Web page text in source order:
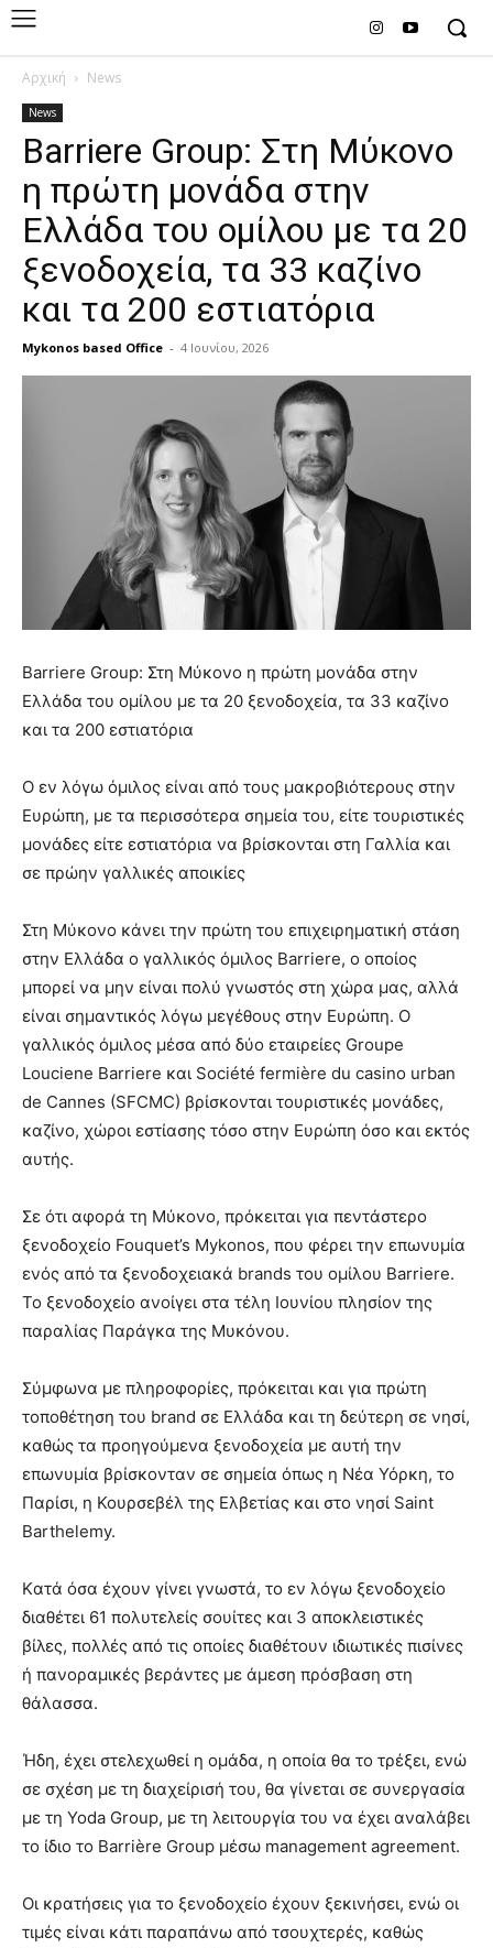
Αρχική News
News
Βarriere Group: Στη Μύκονο
η πρώτη μονάδα στην
Ελλάδα του ομίλου με τα 20
ξενοδοχεία, τα 33 καζίνο
και τα 200 εστιατόρια
Mykonos based Office - 4 Ιουνίου, 2026
Βarriere Group: Στη Μύκονο η πρώτη μονάδα στην
Ελλάδα του ομίλου με τα 20 ξενοδοχεία, τα 33 καζίνο
και τα 200 εστιατόρια
Ο εν λόγω όμιλος είναι από τους μακροβιότερους στην
Ευρώπη, με τα περισσότερα σημεία του, είτε τουριστικές
μονάδες είτε εστιατόρια να βρίσκονται στη Γαλλία και
σε πρώην γαλλικές αποικίες
Στη Μύκονο κάνει την πρώτη του επιχειρηματική στάση
στην Ελλάδα ο γαλλικός όμιλος Barriere, ο οποίος
μπορεί να μην είναι πολύ γνωστός στη χώρα μας, αλλά
είναι σημαντικός λόγω μεγέθους στην Ευρώπη. Ο
γαλλικός όμιλος μέσα από δύο εταιρείες Groupe
Louciene Barriere και Société fermière du casino urban
de Cannes (SFCMC) βρίσκονται τουριστικές μονάδες,
καζίνο, χώροι εστίασης τόσο στην Ευρώπη όσο και εκτός
αυτής.
Σε ότι αφορά τη Μύκονο, πρόκειται για πεντάστερο
ξενοδοχείο Fouquet’s Mykonos, που φέρει την επωνυμία
ενός από τα ξενοδοχειακά brands του ομίλου Barriere.
Το ξενοδοχείο ανοίγει στα τέλη Ιουνίου πλησίον της
παραλίας Παράγκα της Μυκόνου.
Σύμφωνα με πληροφορίες, πρόκειται και για πρώτη
τοποθέτηση του brand σε Ελλάδα και τη δεύτερη σε νησί,
καθώς τα προηγούμενα ξενοδοχεία με αυτή την
επωνυμία βρίσκονταν σε σημεία όπως η Νέα Υόρκη, το
Παρίσι, η Κουρσεβέλ της Ελβετίας και στο νησί Saint
Barthelemy.
Kατά όσα έχουν γίνει γνωστά, το εν λόγω ξενοδοχείο
διαθέτει 61 πολυτελείς σουίτες και 3 αποκλειστικές
βίλες, πολλές από τις οποίες διαθέτουν ιδιωτικές πισίνες
ή πανοραμικές βεράντες με άμεση πρόσβαση στη
θάλασσα.
Ήδη, έχει στελεχωθεί η ομάδα, η οποία θα το τρέξει, ενώ
σε σχέση με τη διαχείρισή του, θα γίνεται σε συνεργασία
με τη Yoda Group, με τη λειτουργία του να έχει αναλάβει
το ίδιο το Barrière Group μέσω management agreement.
Οι κρατήσεις για το ξενοδοχείο έχουν ξεκινήσει, ενώ οι
τιμές είναι κάτι παραπάνω από τσουχτερές, καθώς